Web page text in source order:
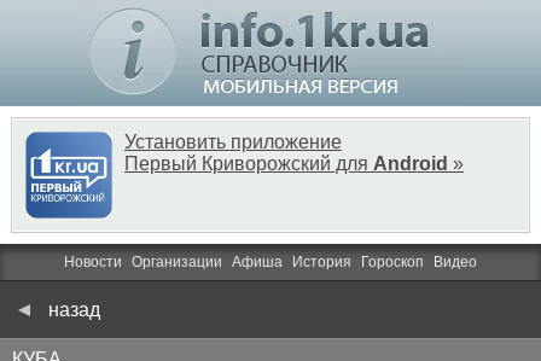
Установить приложение
Первый Криворожский для Android »
Новости Организации Афиша История Гороскоп Видео
назад